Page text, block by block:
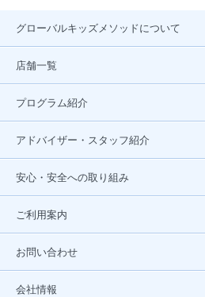
グローバルキッズメソッドについて
店舗一覧
プログラム紹介
アドバイザー・スタッフ紹介
安心・安全への取り組み
ご利用案内
お問い合わせ
会社情報